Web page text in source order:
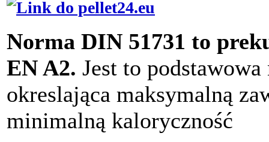
Norma DIN 51731 to
EN A2. Jest to
okreslająca maksymalną
minimalną kaloryczność